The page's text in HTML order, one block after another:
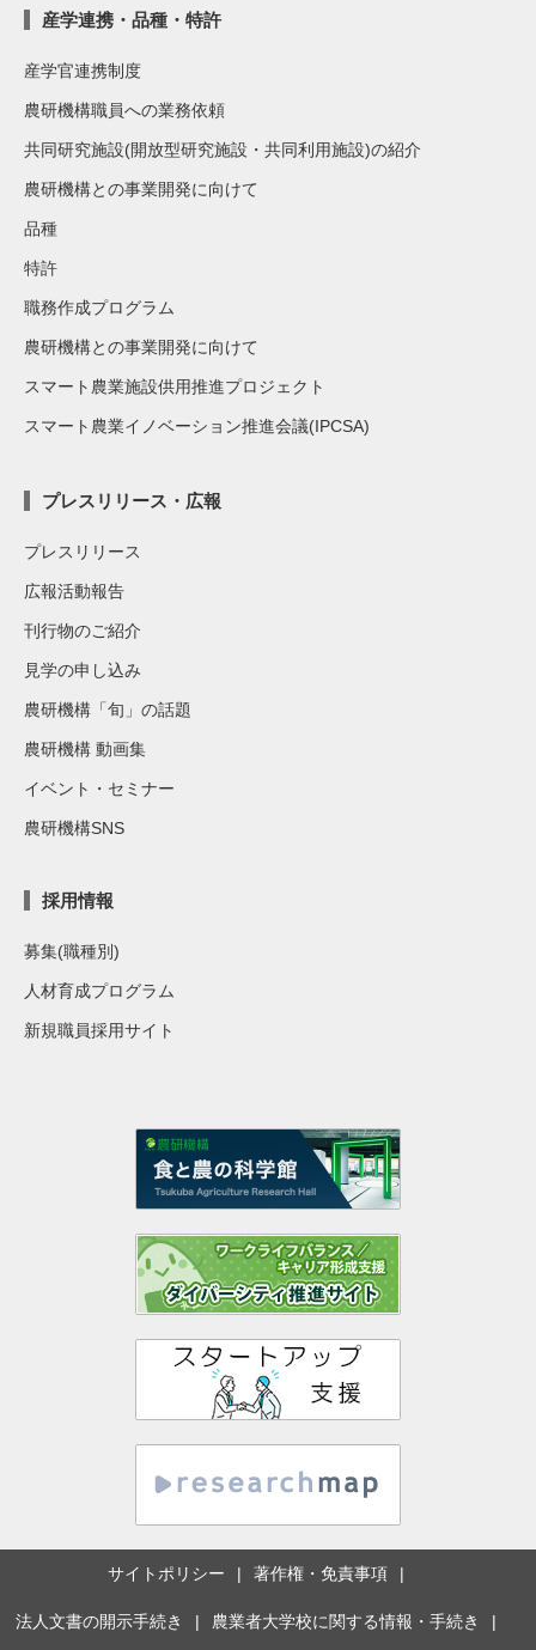
産学連携・品種・特許
産学官連携制度
農研機構職員への業務依頼
共同研究施設(開放型研究施設・共同利用施設)の紹介
農研機構との事業開発に向けて
品種
特許
職務作成プログラム
農研機構との事業開発に向けて
スマート農業施設供用推進プロジェクト
スマート農業イノベーション推進会議(IPCSA)
プレスリリース・広報
プレスリリース
広報活動報告
刊行物のご紹介
見学の申し込み
農研機構「旬」の話題
農研機構 動画集
イベント・セミナー
農研機構SNS
採用情報
募集(職種別)
人材育成プログラム
新規職員採用サイト
サイトポリシー 著作権・免責事項
法人文書の開示手続き 農業者大学校に関する情報・手続き